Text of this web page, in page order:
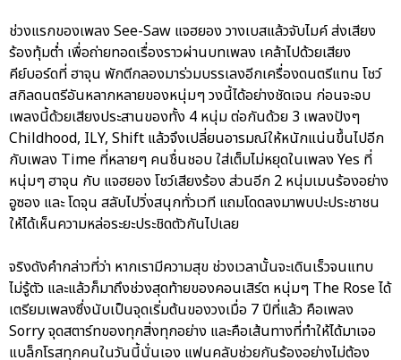
ช่วงแรกของเพลง See-Saw แจฮยอง วางเบสแล้วจับไมค์ ส่งเสียง
ร้องทุ้มต่ำ เพื่อถ่ายทอดเรื่องราวผ่านบทเพลง เคล้าไปด้วยเสียง
คีย์บอร์ดที่ ฮาจุน พักตีกลองมาร่วมบรรเลงอีกเครื่องดนตรีแทน โชว์
สกิลดนตรีอันหลากหลายของหนุ่มๆ วงนี้ได้อย่างชัดเจน ก่อนจะจบ
เพลงนี้ด้วยเสียงประสานของทั้ง 4 หนุ่ม ต่อกันด้วย 3 เพลงปังๆ
Childhood, ILY, Shift แล้วจึงเปลี่ยนอารมณ์ให้หนักแน่นขึ้นไปอีก
กับเพลง Time ที่หลายๆ คนชื่นชอบ ใส่เต็มไม่หยุดในเพลง Yes ที่
หนุ่มๆ ฮาจุน กับ แจฮยอง โชว์เสียงร้อง ส่วนอีก 2 หนุ่มเมนร้องอย่าง
อูซอง และ โดจุน สลับไปวิ่งสนุกทั่วเวที แถมโดดลงมาพบปะประชาชน
ให้ได้เห็นความหล่อระยะประชิดตัวกันไปเลย
จริงดังคำกล่าวที่ว่า หากเรามีความสุข ช่วงเวลานั้นจะเดินเร็วจนแทบ
ไม่รู้ตัว และแล้วก็มาถึงช่วงสุดท้ายของคอนเสิร์ต หนุ่มๆ The Rose ได้
เตรียมเพลงซึ่งนับเป็นจุดเริ่มต้นของวงเมื่อ 7 ปีที่แล้ว คือเพลง
Sorry จุดสตาร์ทของทุกสิ่งทุกอย่าง และคือเส้นทางที่ทำให้ได้มาเจอ
แบล็กโรสทุกคนในวันนี้นั่นเอง แฟนคลับช่วยกันร้องอย่างไม่ต้อง